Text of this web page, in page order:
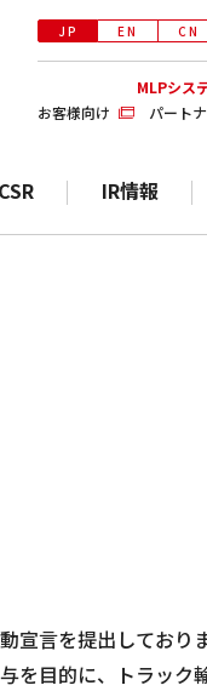
JP EN CN
MLPシス
お客様向け
パート
CSR IR情報
言を提出しておりま
を目的に、トラック